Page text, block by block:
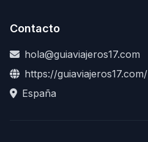
Contacto
hola@guiaviajeros17.com
https://guiaviajeros17.com/
España